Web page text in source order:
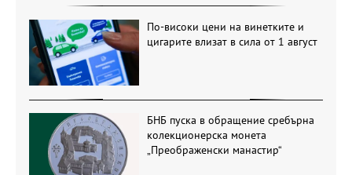
По-високи цени на винетките и
цигарите влизат в сила от 1 август
БНБ пуска в обращение сребърна
колекционерска монета
„Преображенски манастир“